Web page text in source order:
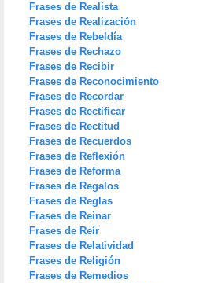
Frases de Realista
Frases de Realización
Frases de Rebeldía
Frases de Rechazo
Frases de Recibir
Frases de Reconocimiento
Frases de Recordar
Frases de Rectificar
Frases de Rectitud
Frases de Recuerdos
Frases de Reflexión
Frases de Reforma
Frases de Regalos
Frases de Reglas
Frases de Reinar
Frases de Reír
Frases de Relatividad
Frases de Religión
Frases de Remedios